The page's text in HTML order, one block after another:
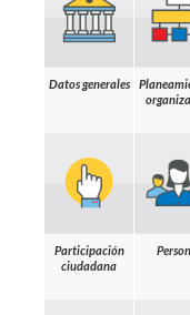
Datos generales
Participación
ciudadana